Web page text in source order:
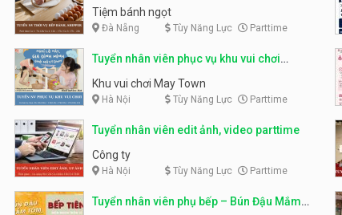
parttime
Tiệm bánh ngọt
Đà Nẵng Tùy Năng Lực Parttime
Tuyển nhân viên phục vụ khu vui chơi
parttime linh động
Khu vui chơi May Town
Hà Nội Tùy Năng Lực Parttime
Tuyển nhân viên edit ảnh, video parttime
Công ty
Hà Nội Tùy Năng Lực Parttime
Tuyển nhân viên phụ bếp – Bún Đậu Mắm